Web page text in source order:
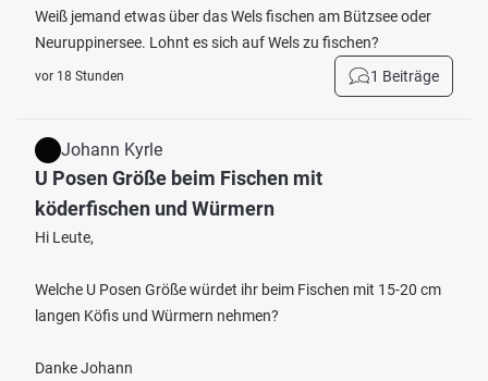
Weiß jemand etwas über das Wels fischen am Bützsee oder
Neuruppinersee. Lohnt es sich auf Wels zu fischen?
vor 18 Stunden 1 Beiträge
Johann Kyrle
U Posen Größe beim Fischen mit
köderfischen und Würmern
Hi Leute,
Welche U Posen Größe würdet ihr beim Fischen mit 15-20 cm
langen Köfis und Würmern nehmen?
Danke Johann